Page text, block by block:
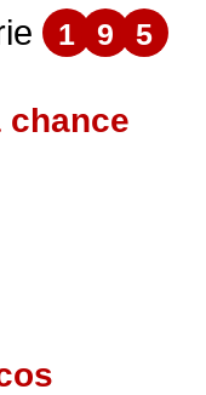
1 9 5
chance